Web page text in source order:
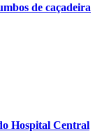
de caçadeira
Hospital Central